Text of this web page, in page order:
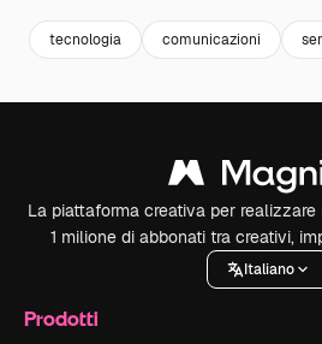
tecnologia comunicazioni
La piattaforma creativa per
1 milione di abbonati tra creativi,
Italiano
Prodotti